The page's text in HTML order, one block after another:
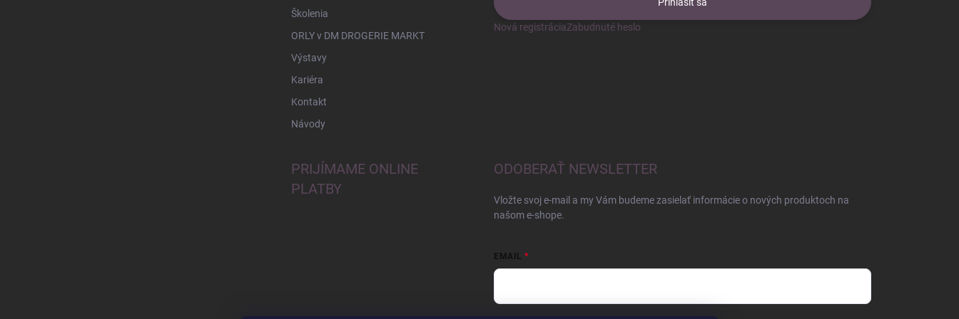
Školenia
ORLY v DM DROGERIE MARKT
Výstavy
Kariéra
Kontakt
Návody
Nová registráciaZabudnuté heslo
PRIJÍMAME ONLINE
PLATBY
ODOBERAŤ NEWSLETTER
Vložte svoj e-mail a my Vám budeme zasielať informácie o nových produktoch na
našom e-shope.
EMAIL